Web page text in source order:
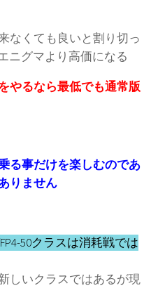
なくても良いと割り切っ
ニグマより高価になる
やるなら最低でも通常版
る事だけを楽しむのであ
りません
50クラスは消耗戦では
しいクラスではあるが現